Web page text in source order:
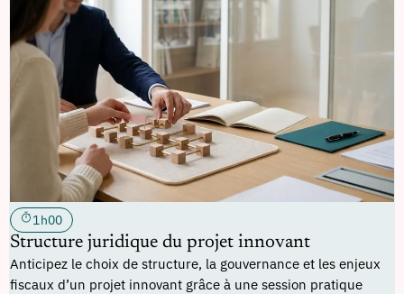
1h00
Structure juridique du projet innovant
Anticipez le choix de structure, la gouvernance et les enjeux
fiscaux d’un projet innovant grâce à une session pratique